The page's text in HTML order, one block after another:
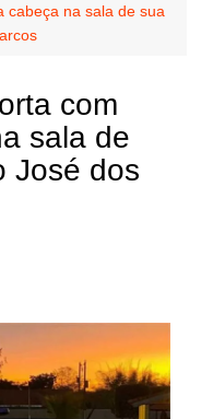
cabeça na sala de sua
com
sala de
José dos